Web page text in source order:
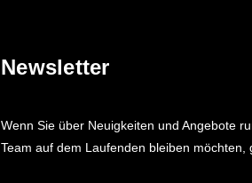
Newsletter
Wenn Sie über Neuigkeiten und Angebote
Team auf dem Laufenden bleiben möchten,